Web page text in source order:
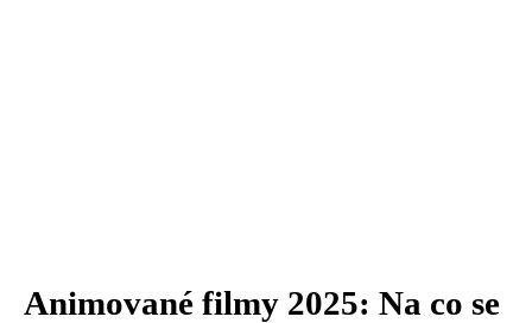
Animované filmy 2025: Na co se